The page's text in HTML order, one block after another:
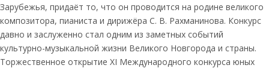
Зарубежья, придаёт то, что он проводится на родине великого
композитора, пианиста и дирижёра С. В. Рахманинова. Конкурс
давно и заслуженно стал одним из заметных событий
культурно-музыкальной жизни Великого Новгорода и страны.
Торжественное открытие XI Международного конкурса юных